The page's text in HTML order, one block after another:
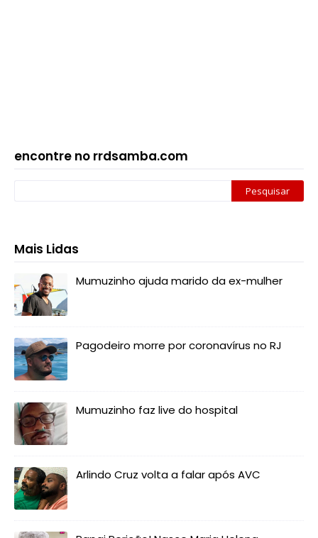
encontre no rrdsamba.com
Mais Lidas
Mumuzinho ajuda marido da ex-mulher
Pagodeiro morre por coronavírus no RJ
Mumuzinho faz live do hospital
Arlindo Cruz volta a falar após AVC